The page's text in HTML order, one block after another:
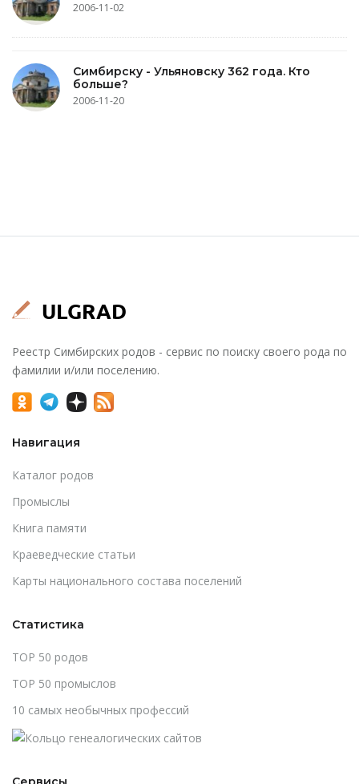
2006-11-02
Симбирску - Ульяновску 362 года. Кто
больше?
2006-11-20
Реестр Симбирских родов - сервис по поиску своего рода по
фамилии и/или поселению.
Навигация
Каталог родов
Промыслы
Книга памяти
Краеведческие статьи
Карты национального состава поселений
Статистика
TOP 50 родов
TOP 50 промыслов
10 самых необычных профессий